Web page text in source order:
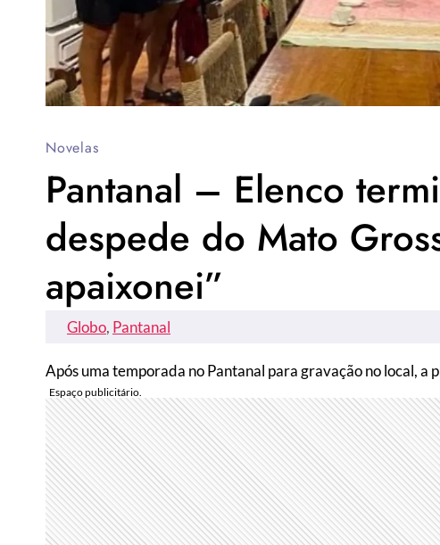
Novelas
Pantanal – Elenco
despede do Mato
apaixonei”
Globo, Pantanal
Após uma temporada no Pantanal para gravação no local, a